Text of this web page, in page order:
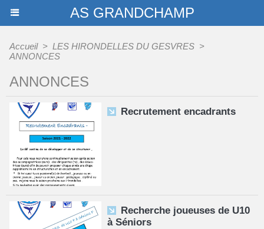
AS GRANDCHAMP
Accueil > LES HIRONDELLES DU GESVRES >
ANNONCES
ANNONCES
Recrutement encadrants
Recherche joueuses de U10
à Séniors